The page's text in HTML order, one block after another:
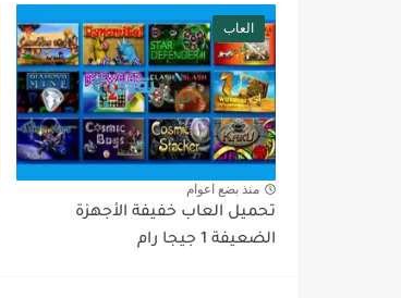
العاب
منذ بضع اعوام
تحميل العاب خفيفة الأجهزة
الضعيفة 1 جيجا رام